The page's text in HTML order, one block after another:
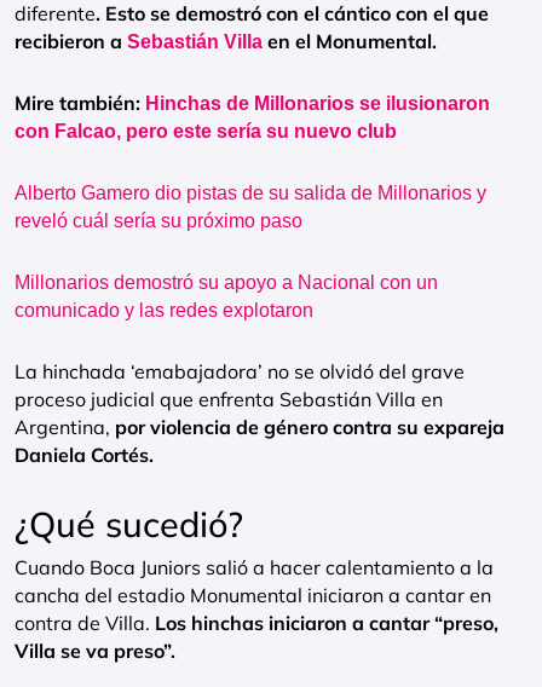
diferente. Esto se demostró con el cántico con el que
recibieron a Sebastián Villa en el Monumental.
Mire también: Hinchas de Millonarios se ilusionaron
con Falcao, pero este sería su nuevo club
Alberto Gamero dio pistas de su salida de Millonarios y
reveló cuál sería su próximo paso
Millonarios demostró su apoyo a Nacional con un
comunicado y las redes explotaron
La hinchada ‘emabajadora’ no se olvidó del grave
proceso judicial que enfrenta Sebastián Villa en
Argentina, por violencia de género contra su expareja
Daniela Cortés.
¿Qué sucedió?
Cuando Boca Juniors salió a hacer calentamiento a la
cancha del estadio Monumental iniciaron a cantar en
contra de Villa. Los hinchas iniciaron a cantar “preso,
Villa se va preso”.